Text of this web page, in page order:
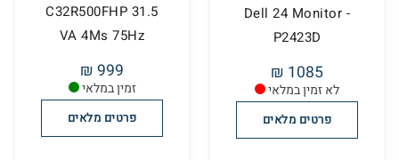
זמין במלאי
C32R500FHP 31.5
VA 4Ms 75Hz
999 ₪
פרטים מלאים
לא זמין במלאי
Dell 24 Monitor -
P2423D
1085 ₪
פרטים מלאים